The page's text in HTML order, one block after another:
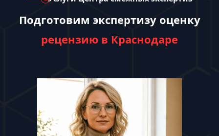
Подготовим экспертизу оценку
рецензию в Краснодаре